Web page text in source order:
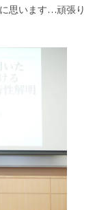
思います…頑張り